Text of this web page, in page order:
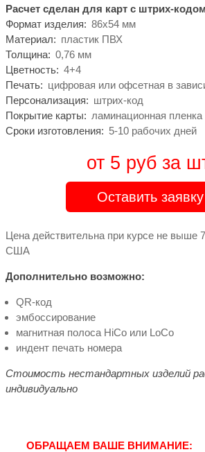
Расчет сделан для карт с штрих-
Формат изделия: 86х54 мм
Материал: пластик ПВХ
Толщина: 0,76 мм
Цветность: 4+4
Печать: цифровая или офсетная в
Персонализация: штрих-код
Покрытие карты: ламинационная пленка
Сроки изготовления: 5-10 рабочих дней
от 5 руб за
Оставить заявку
Цена действительна при курсе не выше
США
Дополнительно возможно:
QR-код
эмбоссирование
магнитная полоса HiCo или LoCo
индент печать номера
Стоимость нестандартных изделий
индивидуально
ОБРАЩАЕМ ВАШЕ ВНИМАНИЕ: